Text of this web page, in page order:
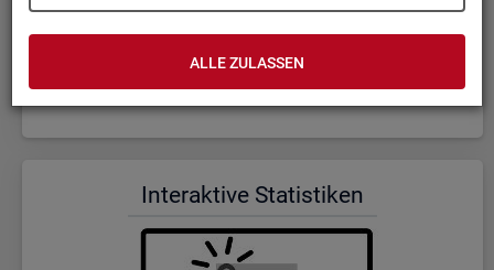
ALLE ZULASSEN
In­ter­ak­ti­ve Sta­tis­ti­ken